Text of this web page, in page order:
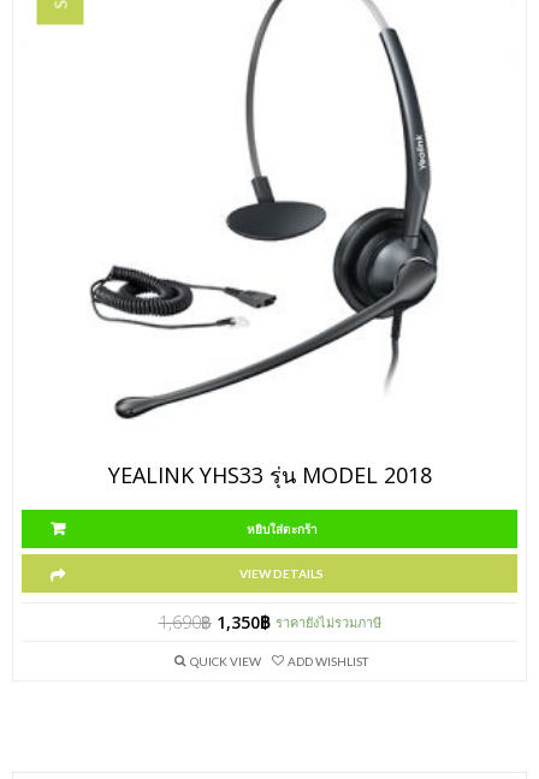
YEALINK YHS33 รุ่น MODEL 2018
หยิบใส่ตะกร้า
VIEW DETAILS
1,690฿ 1,350฿ ราคายังไม่รวมภาษี
QUICK VIEW ADD WISHLIST